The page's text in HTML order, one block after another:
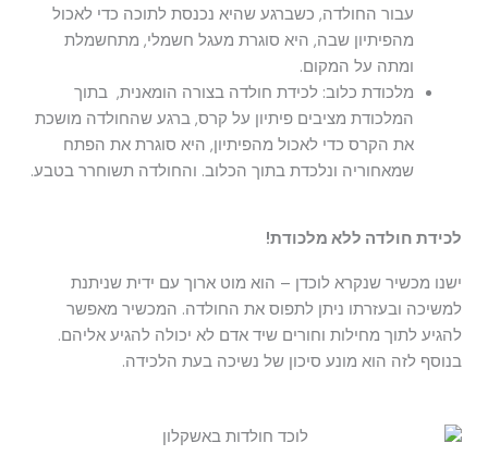
עבור החולדה, כשברגע שהיא נכנסת לתוכה כדי לאכול
מהפיתיון שבה, היא סוגרת מעגל חשמלי, מתחשמלת
ומתה על המקום.
מלכודת כלוב: לכידת חולדה בצורה הומאנית, בתוך
המלכודת מציבים פיתיון על קרס, ברגע שהחולדה מושכת
את הקרס כדי לאכול מהפיתיון, היא סוגרת את הפתח
שמאחוריה ונלכדת בתוך הכלוב. והחולדה תשוחרר בטבע.
לכידת חולדה ללא מלכודת!
ישנו מכשיר שנקרא לוכדן – הוא מוט ארוך עם ידית שניתנת
למשיכה ובעזרתו ניתן לתפוס את החולדה. המכשיר מאפשר
להגיע לתוך מחילות וחורים שיד אדם לא יכולה להגיע אליהם.
בנוסף לזה הוא מונע סיכון של נשיכה בעת הלכידה.